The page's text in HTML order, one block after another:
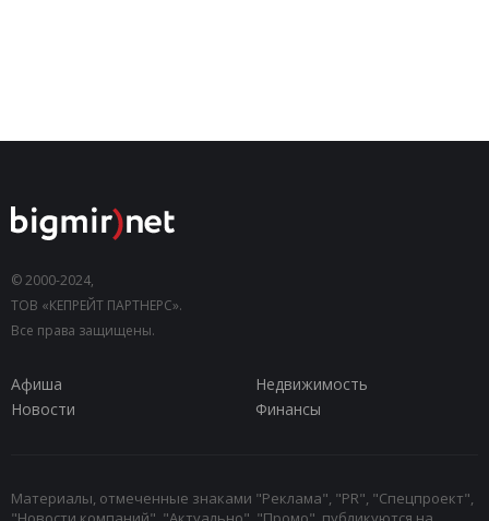
© 2000-2024,
ТОВ «КЕПРЕЙТ ПАРТНЕРС».
Все права защищены.
Афиша
Недвижимость
Новости
Финансы
Материалы, отмеченные знаками "Реклама", "PR", "Спецпроект",